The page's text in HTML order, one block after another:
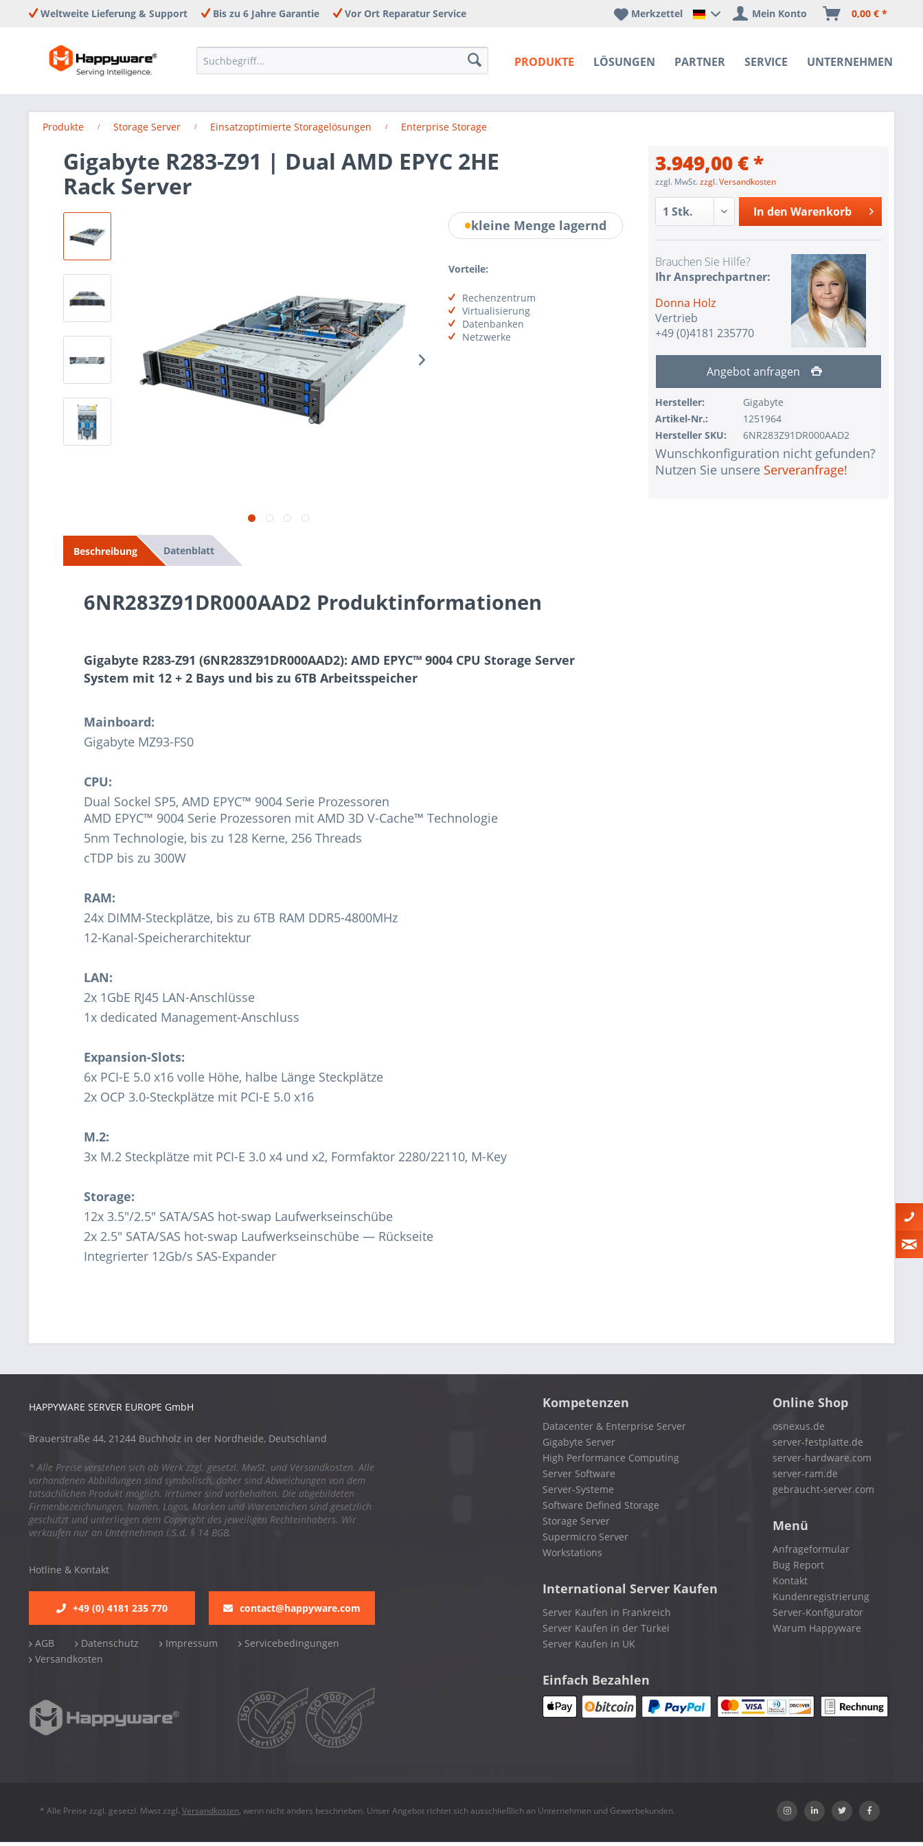
Weltweite Lieferung & Support Bis zu 6 Jahre Garantie Vor Ort Reparatur Service
PRODUKTE LÖSUNGEN PARTNER SERVICE UNTERNEHMEN
Happyware Deutschland
Merkzettel Mein Konto 0,00 € *
Produkte Storage Server Einsatzoptimierte Storagelösungen Enterprise Storage
Gigabyte R283-Z91 | Dual AMD EPYC 2HE
Rack Server
kleine Menge lagernd
Vorteile:
Rechenzentrum
Virtualisierung
Datenbanken
Netzwerke
3.949,00 € *
zzgl. MwSt.zzgl. Versandkosten
In den Warenkorb
Brauchen Sie Hilfe?
Ihr Ansprechpartner:
Donna Holz
Vertrieb
+49 (0)4181 235770
Angebot anfragen
Hersteller:
Gigabyte
Artikel-Nr.:
1251964
Hersteller SKU:
6NR283Z91DR000AAD2
Wunschkonfiguration nicht gefunden?
Nutzen Sie unsere Serveranfrage!
Beschreibung Datenblatt
6NR283Z91DR000AAD2 Produktinformationen
Gigabyte R283-Z91 (6NR283Z91DR000AAD2): AMD EPYC™ 9004 CPU Storage Server
System mit 12 + 2 Bays und bis zu 6TB Arbeitsspeicher
Mainboard:
Gigabyte MZ93-FS0
CPU:
Dual Sockel SP5, AMD EPYC™ 9004 Serie Prozessoren
AMD EPYC™ 9004 Serie Prozessoren mit AMD 3D V-Cache™ Technologie
5nm Technologie, bis zu 128 Kerne, 256 Threads
cTDP bis zu 300W
RAM:
24x DIMM-Steckplätze, bis zu 6TB RAM DDR5-4800MHz
12-Kanal-Speicherarchitektur
LAN:
2x 1GbE RJ45 LAN-Anschlüsse
1x dedicated Management-Anschluss
Expansion-Slots:
6x PCI-E 5.0 x16 volle Höhe, halbe Länge Steckplätze
2x OCP 3.0-Steckplätze mit PCI-E 5.0 x16
M.2:
3x M.2 Steckplätze mit PCI-E 3.0 x4 und x2, Formfaktor 2280/22110, M-Key
Storage:
12x 3.5"/2.5" SATA/SAS hot-swap Laufwerkseinschübe
2x 2.5" SATA/SAS hot-swap Laufwerkseinschübe — Rückseite
Integrierter 12Gb/s SAS-Expander
HAPPYWARE SERVER EUROPE GmbH
Brauerstraße 44, 21244 Buchholz in der Nordheide, Deutschland
* Alle Preise verstehen sich ab Werk zzgl. gesetzl. MwSt. und Versandkosten. Alle
vorhandenen Abbildungen sind symbolisch, daher sind Abweichungen von dem
tatsächlichen Produkt möglich. Irrtümer sind vorbehalten. Die abgebildeten
Firmenbezeichnungen, Namen, Logos, Marken und Warenzeichen sind gesetzlich
geschützt und unterliegen dem Copyright des jeweiligen Rechteinhabers. Wir
verkaufen nur an Unternehmen i.S.d. § 14 BGB.
Hotline & Kontakt
+49 (0) 4181 235 770 contact@happyware.com
AGB Datenschutz Impressum
Servicebedingungen
Versandkosten
Kompetenzen
Datacenter & Enterprise Server
Gigabyte Server
High Performance Computing
Server Software
Server-Systeme
Software Defined Storage
Storage Server
Supermicro Server
Workstations
International Server Kaufen
Server Kaufen in Frankreich
Server Kaufen in der Türkei
Server Kaufen in UK
Online Shop
osnexus.de
server-festplatte.de
server-hardware.com
server-ram.de
gebraucht-server.com
Menü
Anfrageformular
Bug Report
Kontakt
Kundenregistrierung
Server-Konfigurator
Warum Happyware
Einfach Bezahlen
* Alle Preise zzgl. gesetzl. Mwst zzgl. Versandkosten, wenn nicht anders beschrieben. Unser Angebot richtet sich ausschließlich an Unternehmen und Gewerbekunden.